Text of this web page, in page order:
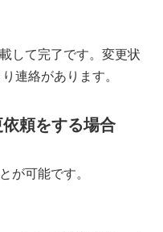
して完了です。変更状
連絡があります。
頼をする場合
が可能です。